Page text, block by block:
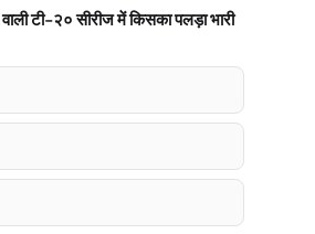
टी-२० सीरीज में किसका पलड़ा भारी